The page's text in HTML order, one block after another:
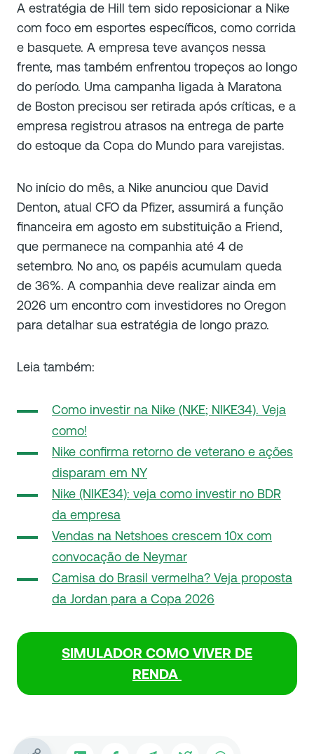
A estratégia de Hill tem sido reposicionar a Nike
com foco em esportes específicos, como corrida
e basquete. A empresa teve avanços nessa
frente, mas também enfrentou tropeços ao longo
do período. Uma campanha ligada à Maratona
de Boston precisou ser retirada após críticas, e a
empresa registrou atrasos na entrega de parte
do estoque da Copa do Mundo para varejistas.
No início do mês, a Nike anunciou que David
Denton, atual CFO da Pfizer, assumirá a função
financeira em agosto em substituição a Friend,
que permanece na companhia até 4 de
setembro. No ano, os papéis acumulam queda
de 36%. A companhia deve realizar ainda em
2026 um encontro com investidores no Oregon
para detalhar sua estratégia de longo prazo.
Leia também:
Como investir na Nike (NKE; NIKE34). Veja
como!
Nike confirma retorno de veterano e ações
disparam em NY
Nike (NIKE34): veja como investir no BDR
da empresa
Vendas na Netshoes crescem 10x com
convocação de Neymar
Camisa do Brasil vermelha? Veja proposta
da Jordan para a Copa 2026
SIMULADOR COMO VIVER DE
RENDA